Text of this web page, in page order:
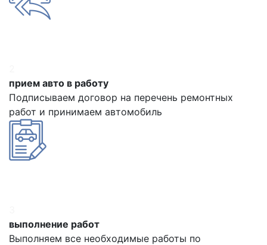
прием авто в работу
Подписываем договор на перечень ремонтных
работ и принимаем автомобиль
выполнение работ
Выполняем все необходимые работы по